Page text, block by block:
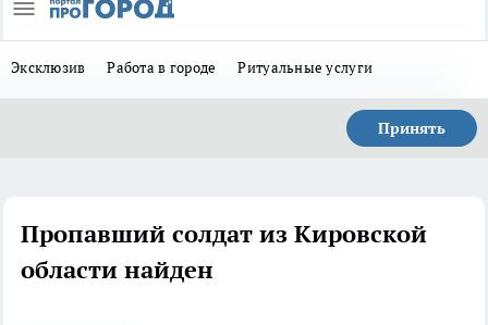
Эксклюзив Работа в городе Ритуальные услуги
Принять
Пропавший солдат из Кировской
области найден